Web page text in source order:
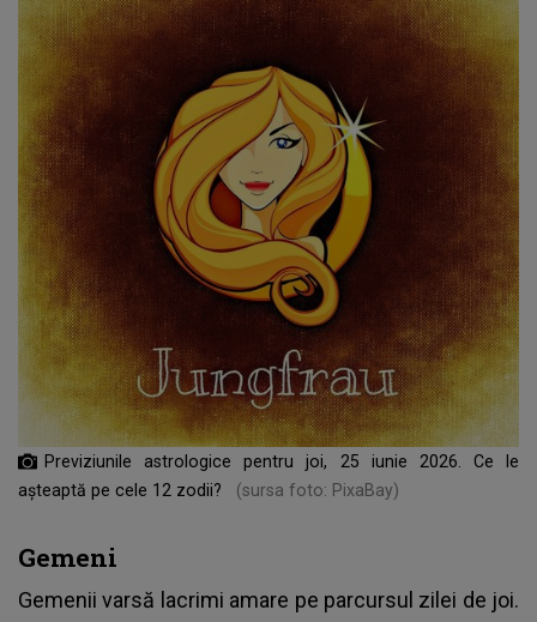
Previziunile astrologice pentru joi, 25 iunie 2026. Ce le
așteaptă pe cele 12 zodii?
(sursa foto: PixaBay)
Gemeni
Gemenii varsă lacrimi amare pe parcursul zilei de joi.